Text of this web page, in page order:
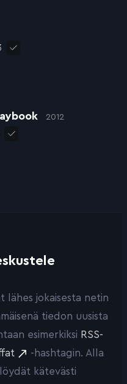
2012
jokaisesta netin
tiedon uusista
esimerkiksi RSS-
-hashtagin. Alla
kätevästi